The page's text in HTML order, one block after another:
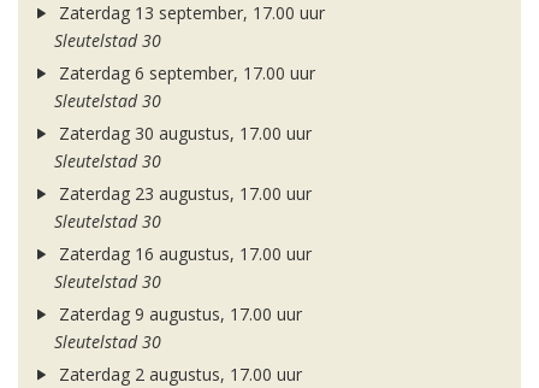
Zaterdag 13 september, 17.00 uur
Sleutelstad 30
Zaterdag 6 september, 17.00 uur
Sleutelstad 30
Zaterdag 30 augustus, 17.00 uur
Sleutelstad 30
Zaterdag 23 augustus, 17.00 uur
Sleutelstad 30
Zaterdag 16 augustus, 17.00 uur
Sleutelstad 30
Zaterdag 9 augustus, 17.00 uur
Sleutelstad 30
Zaterdag 2 augustus, 17.00 uur